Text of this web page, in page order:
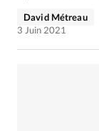
David Métreau
3 Juin 2021